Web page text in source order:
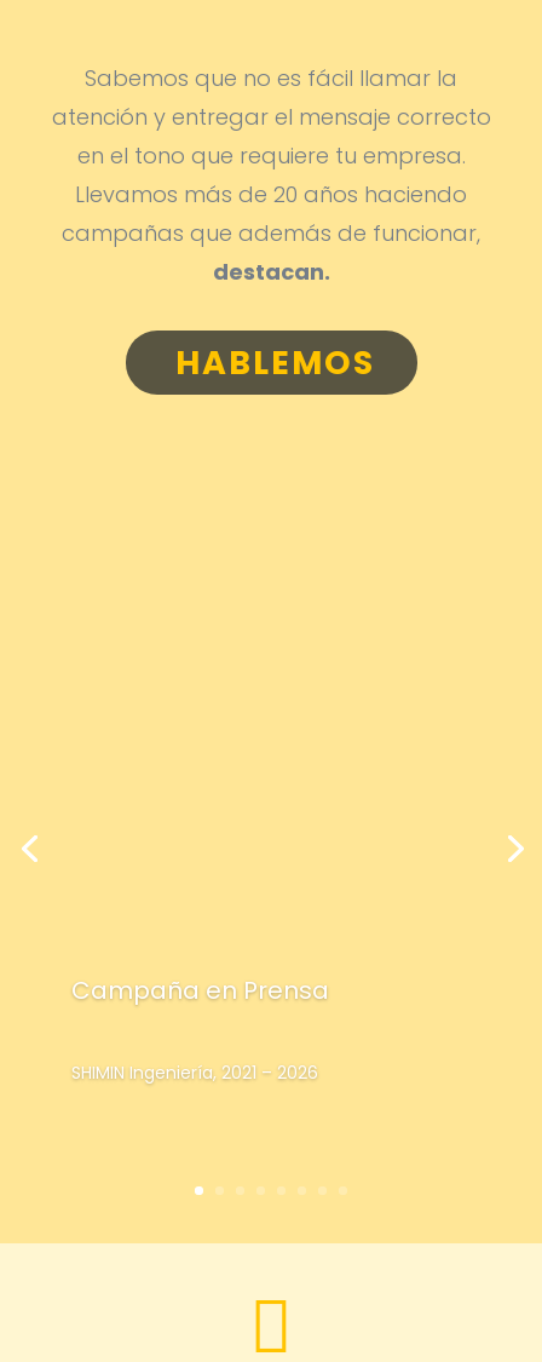
Sabemos que no es fácil llamar la
atención y entregar el mensaje correcto
en el tono que requiere tu empresa.
Llevamos más de 20 años haciendo
campañas que además de funcionar,
destacan.
HABLEMOS
Campaña en Prensa
SHIMIN Ingeniería, 2021 – 2026
